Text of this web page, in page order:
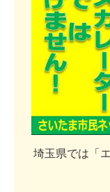
埼玉県では 「 エ